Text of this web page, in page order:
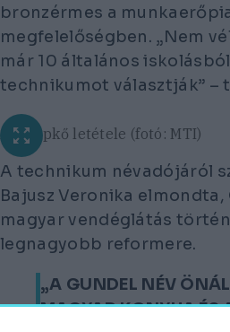
bronzérmes a
megfelelőségben. „Nem
már 10 általános
technikumot választják” –
Az alapkő letétele (fotó: MTI)
A technikum névadójáról
Bajusz Veronika elmondta,
magyar vendéglátás
legnagyobb reformere.
„A GUNDEL NÉV
MAGYAR KONYHA ÉS